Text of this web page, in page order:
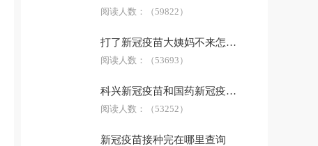
阅读人数： （59822）
打了新冠疫苗大姨妈不来怎么办
阅读人数： （53693）
科兴新冠疫苗和国药新冠疫苗哪个好
阅读人数： （53252）
新冠疫苗接种完在哪里查询